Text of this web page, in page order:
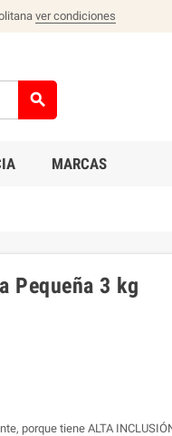
ver condiciones
search
MARCAS
Pequeña 3 kg
porque tiene ALTA